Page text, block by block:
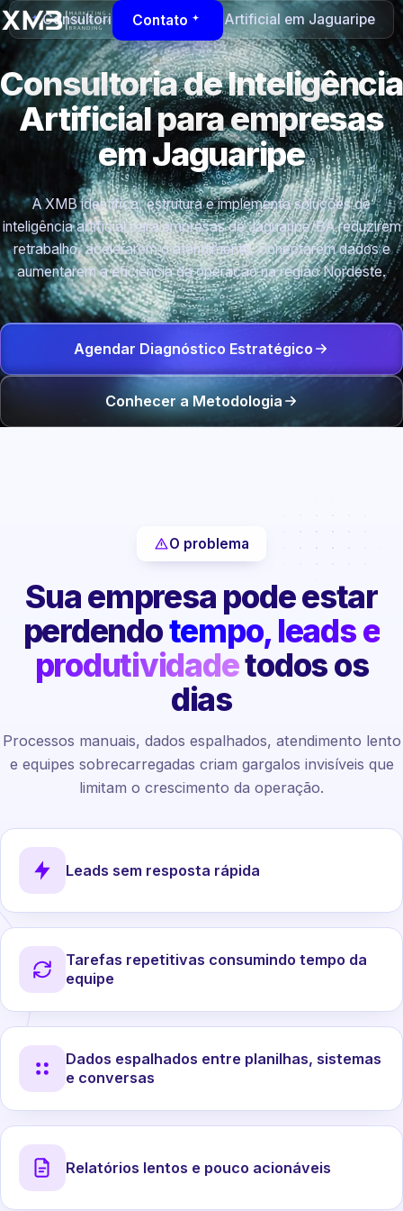
Contato
Consultoria de Inteligência Artificial em Jaguaripe
Consultoria de Inteligência
Artificial para empresas
em Jaguaripe
A XMB identifica, estrutura e implementa soluções de
inteligência artificial para empresas de Jaguaripe/BA reduzirem
retrabalho, acelerarem o atendimento, conectarem dados e
aumentarem a eficiência da operação na região Nordeste.
Agendar Diagnóstico Estratégico
Conhecer a Metodologia
O problema
Sua empresa pode estar
perdendotempo, leads e
produtividadetodos os
dias
Processos manuais, dados espalhados, atendimento lento
e equipes sobrecarregadas criam gargalos invisíveis que
limitam o crescimento da operação.
Leads sem resposta rápida
Tarefas repetitivas consumindo tempo da
equipe
Dados espalhados entre planilhas, sistemas
e conversas
Relatórios lentos e pouco acionáveis